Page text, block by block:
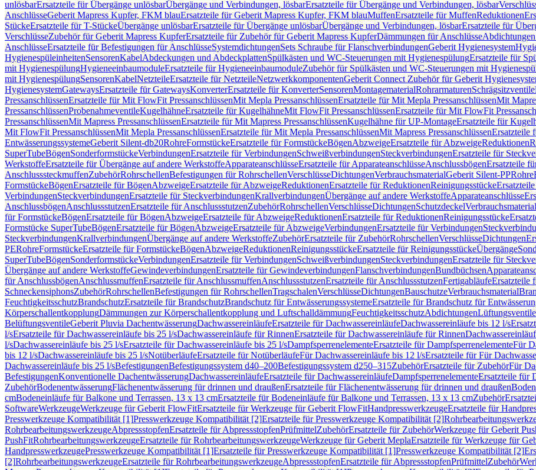
unlösbarErsatzteile für Übergänge unlösbarÜbergänge und Verbindungen, lösbarErsatzteile für Übergänge und Verbindungen, lösbar
AnschlüsseGeberit Mapress Kupfer, FKM blauErsatzteile für Geberit Mapress Kupfer, FKM blauMuffenErsatzteile für MuffenReduktionen
StückeErsatzteile für T-StückeÜbergänge unlösbarErsatzteile für Übergänge unlösbarÜbergänge und Verbindungen, lösbarErsatzteile für
VerschlüsseZubehör für Geberit Mapress KupferErsatzteile für Zubehör für Geberit Mapress KupferDämmungen für Anschlüsse
AnschlüsseErsatzteile für Befestigungen für AnschlüsseSystemdichtungenSets Schraube für FlanschverbindungenGeberit Hygienesystem
HygienespüleinheitenSensorenKabelAbdeckungen und AbdeckplattenSpülkästen und WC-Steuerungen mit HygienespülungErsatzteile für
mit HygienespülungHygieneeinbaumoduleErsatzteile für HygieneeinbaumoduleZubehör für Spülkästen und WC-Steuerungen mit
mit HygienespülungSensorenKabelNetzteileErsatzteile für NetzteileNetzwerkkomponentenGeberit Connect Zubehör für Geberit
HygienesystemGatewaysErsatzteile für GatewaysKonverterErsatzteile für KonverterSensorenMontagematerialRohrarmaturenSchrägsitzventile
PressanschlüssenErsatzteile für Mit FlowFit PressanschlüssenMit Mepla PressanschlüssenErsatzteile für Mit Mepla PressanschlüssenMit
PressanschlüssenProbenahmeventileKugelhähneErsatzteile für KugelhähneMit FlowFit PressanschlüssenErsatzteile für Mit FlowFit
PressanschlüssenMit Mapress PressanschlüssenErsatzteile für Mit Mapress PressanschlüssenKugelhähne für UP-MontageErsatzteile für
Mit FlowFit PressanschlüssenMit Mepla PressanschlüssenErsatzteile für Mit Mepla PressanschlüssenMit Mapress PressanschlüssenErsatzteile
EntwässerungssystemeGeberit Silent-db20RohreFormstückeErsatzteile für FormstückeBögenAbzweigeErsatzteile für AbzweigeReduktionen
SuperTubeBögenSonderformstückeVerbindungenErsatzteile für VerbindungenSchweißverbindungenSteckverbindungenErsatzteile für
WerkstoffeErsatzteile für Übergänge auf andere WerkstoffeApparateanschlüsseErsatzteile für ApparateanschlüsseAnschlussbögenErsatzteile
AnschlusssteckmuffenZubehörRohrschellenBefestigungen für RohrschellenVerschlüsseDichtungenVerbrauchsmaterialGeberit Silent-PPRohre
FormstückeBögenErsatzteile für BögenAbzweigeErsatzteile für AbzweigeReduktionenErsatzteile für ReduktionenReinigungsstücke
VerbindungenSteckverbindungenErsatzteile für SteckverbindungenKrallverbindungenÜbergänge auf andere WerkstoffeApparateanschlüsse
AnschlussbögenAnschlussstutzenErsatzteile für AnschlussstutzenZubehörRohrschellenVerschlüsseDichtungenSchutzdeckelVerbrauchsmaterial
für FormstückeBögenErsatzteile für BögenAbzweigeErsatzteile für AbzweigeReduktionenErsatzteile für ReduktionenReinigungsstücke
Formstücke SuperTubeBögenErsatzteile für BögenAbzweigeErsatzteile für AbzweigeVerbindungenErsatzteile für Verbindungen
SteckverbindungenKrallverbindungenÜbergänge auf andere WerkstoffeZubehörErsatzteile für ZubehörRohrschellenVerschlüsseDichtungen
PERohreFormstückeErsatzteile für FormstückeBögenAbzweigeReduktionenReinigungsstückeErsatzteile für ReinigungsstückeÜbergänge
SuperTubeBögenSonderformstückeVerbindungenErsatzteile für VerbindungenSchweißverbindungenSteckverbindungenErsatzteile für
Übergänge auf andere WerkstoffeGewindeverbindungenErsatzteile für GewindeverbindungenFlanschverbindungenBundbüchsen
für AnschlussbögenAnschlussmuffenErsatzteile für AnschlussmuffenAnschlussstutzenErsatzteile für AnschlussstutzenFertigabläufeErsatzteile
SchneckensiphonsZubehörRohrschellenBefestigungen für RohrschellenTragschalenVerschlüsseDichtungenBauschutzeVerbrauchsmaterial
FeuchtigkeitsschutzBrandschutzErsatzteile für BrandschutzBrandschutz für EntwässerungssystemeErsatzteile für Brandschutz für
KörperschallentkopplungDämmungen zur Körperschallentkopplung und LuftschalldämmungFeuchtigkeitsschutzAbdichtungen
BelüftungsventileGeberit Pluvia DachentwässerungDachwassereinläufeErsatzteile für DachwassereinläufeDachwassereinläufe bis 12 l/s
l/sErsatzteile für Dachwassereinläufe bis 25 l/sDachwassereinläufe für RinnenErsatzteile für Dachwassereinläufe für Rinnen
l/sDachwassereinläufe bis 25 l/sErsatzteile für Dachwassereinläufe bis 25 l/sDampfsperrenelementeErsatzteile für DampfsperrenelementeFür
bis 12 l/sDachwassereinläufe bis 25 l/sNotüberläufeErsatzteile für NotüberläufeFür Dachwassereinläufe bis 12 l/sErsatzteile für Für
Dachwassereinläufe bis 25 l/sBefestigungenBefestigungssystem d40–200Befestigungssystem d250–315ZubehörErsatzteile für ZubehörFür
BefestigungenKonventionelle DachentwässerungDachwassereinläufeErsatzteile für DachwassereinläufeDampfsperrenelementeErsatzteile für
ZubehörBodenentwässerungFlächenentwässerung für drinnen und draußenErsatzteile für Flächenentwässerung für drinnen und draußen
cmBodeneinläufe für Balkone und Terrassen, 13 x 13 cmErsatzteile für Bodeneinläufe für Balkone und Terrassen, 13 x 13 cmZubehör
SoftwareWerkzeugeWerkzeuge für Geberit FlowFitErsatzteile für Werkzeuge für Geberit FlowFitHandpresswerkzeugeErsatzteile für
Presswerkzeuge Kompatibilität [1]Presswerkzeuge Kompatibilität [2]Ersatzteile für Presswerkzeuge Kompatibilität [2]
RohrbearbeitungswerkzeugeAbpressstopfenErsatzteile für AbpressstopfenPrüfmittelZubehörErsatzteile für ZubehörWerkzeuge für Geberit
PushFitRohrbearbeitungswerkzeugeErsatzteile für RohrbearbeitungswerkzeugeWerkzeuge für Geberit MeplaErsatzteile für Werkzeuge für
HandpresswerkzeugePresswerkzeuge Kompatibilität [1]Ersatzteile für Presswerkzeuge Kompatibilität [1]Presswerkzeuge Kompatibilität [2]
[2]RohrbearbeitungswerkzeugeErsatzteile für RohrbearbeitungswerkzeugeAbpressstopfenErsatzteile für AbpressstopfenPrüfmittelZubehör